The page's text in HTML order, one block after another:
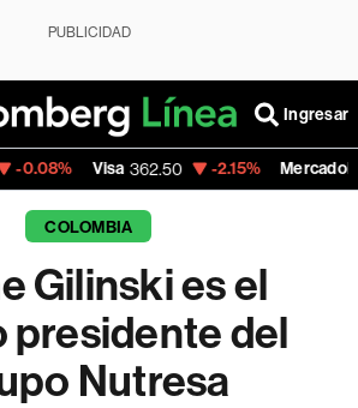
PUBLICIDAD
Ingresar
Visa 362.50 -2.15% MercadoLibre
COLOMBIA
Gilinski es el
presidente del
Nutresa